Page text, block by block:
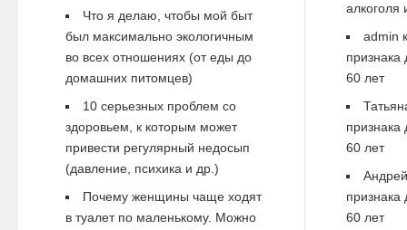
Что я делаю, чтобы мой быт
был максимально экологичным
во всех отношениях (от еды до
домашних питомцев)
10 серьезных проблем со
здоровьем, к которым может
привести регулярный недосып
(давление, психика и др.)
Почему женщины чаще ходят
в туалет по маленькому. Можно
алкоголя
admin
60 лет
60 лет
Андрей
60 лет